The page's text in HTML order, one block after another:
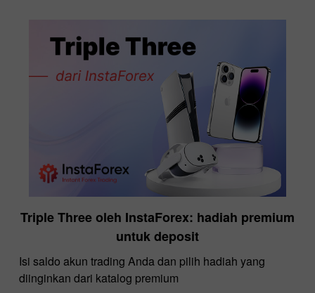
Triple Three oleh InstaForex: hadiah premium
untuk deposit
Isi saldo akun trading Anda dan pilih hadiah yang
diinginkan dari katalog premium